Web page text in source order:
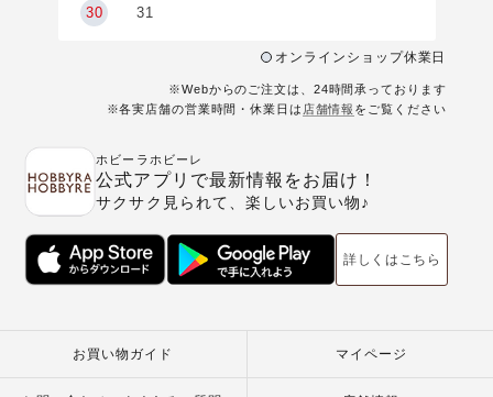
30 31
オンラインショップ休業日
※Webからのご注文は、24時間承っております
※各実店舗の営業時間・休業日は 店舗情報 をご覧ください
ホビーラホビーレ
公式アプリで最新情報をお届け！
サクサク見られて、楽しいお買い物♪
詳しくはこちら
お買い物ガイド マイページ